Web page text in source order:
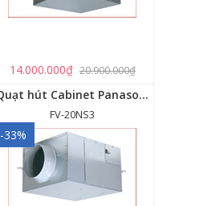
14.000.000₫ 20.900.000₫
Quạt hút Cabinet Panasonic FV-20NS3
FV-20NS3
-33%